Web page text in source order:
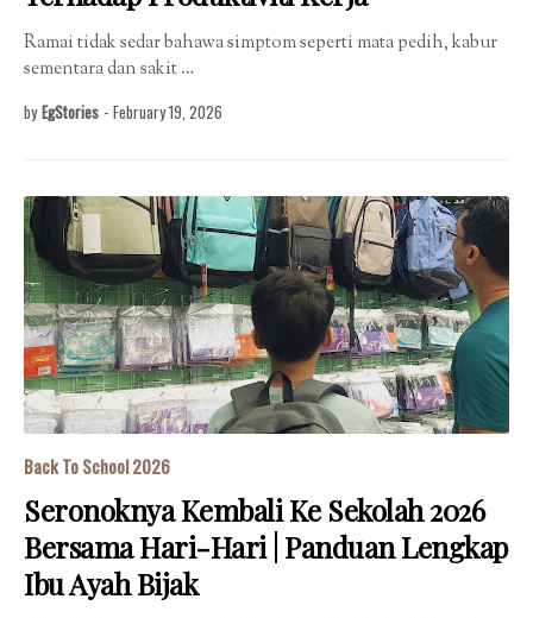
Ramai tidak sedar bahawa simptom seperti mata pedih, kabur
sementara dan sakit …
by EgStories - February 19, 2026
Back To School 2026
Seronoknya Kembali Ke Sekolah 2026
Bersama Hari-Hari | Panduan Lengkap
Ibu Ayah Bijak